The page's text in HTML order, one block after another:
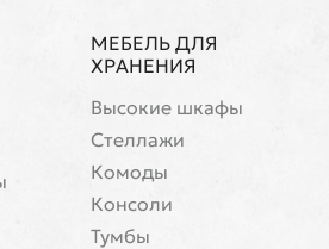
МЕБЕЛЬ ДЛЯ
ХРАНЕНИЯ
Высокие шкафы
Стеллажи
Комоды
Консоли
Тумбы